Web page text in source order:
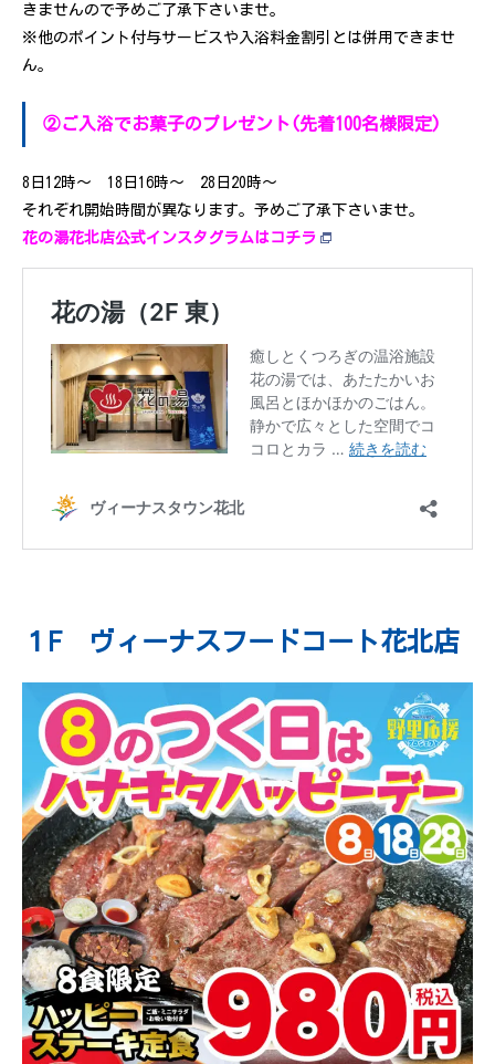
きませんので予めご了承下さいませ。
※他のポイント付与サービスや入浴料金割引とは併用できませ
ん。
②ご入浴でお菓子のプレゼント(先着100名様限定)
8日12時～ 18日16時～ 28日20時～
それぞれ開始時間が異なります。予めご了承下さいませ。
花の湯花北店公式インスタグラムはコチラ
１F ヴィーナスフードコート花北店